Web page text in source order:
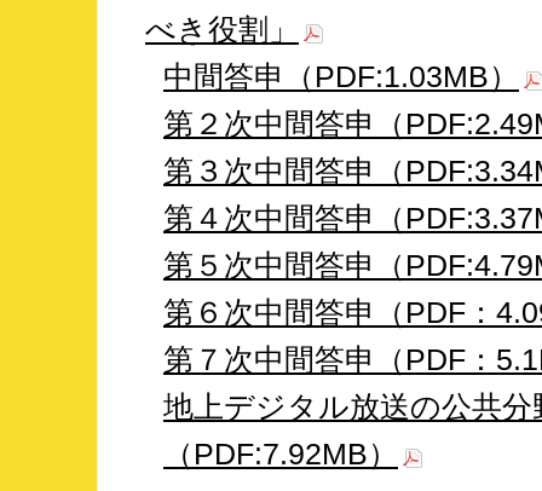
べき役割」
中間答申（PDF:1.03MB）
第２次中間答申（
第３次中間答申（
第４次中間答申（
第５次中間答申（
第６次中間答申（PDF：
第７次中間答申（PDF：
地上デジタル放送の公共
（PDF:7.92MB）